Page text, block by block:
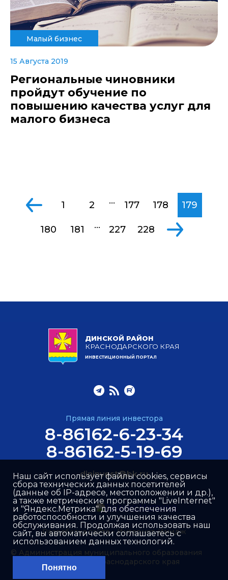
Малый бизнес
15 Августа 2019
Региональные чиновники
пройдут обучение по
повышению качества услуг для
малого бизнеса
1 2 ... 177 178 179
180 181 ... 227 228
ДИНСКОЙ РАЙОН
КРАСНОДАРСКОГО КРАЯ
ИНВЕСТИЦИОННЫЙ ПОРТАЛ
Прямая линия инвестора
8-86162-6-23-34
8-86162-5-19-69
dininvest@bk.ru
© Администрация муниципального образования
Динской район Краснодарского края
Разработка сайта –Интернет-Имидж
Наш сайт использует файлы cookies, сервисы
сбора технических данных посетителей
(данные об IP-адресе, местоположении и др.),
а также метрические программы "LiveInternet"
и "Яндекс.Метрика" для обеспечения
работоспособности и улучшения качества
обслуживания. Продолжая использовать наш
сайт, вы автоматически соглашаетесь с
использованием данных технологий.
Понятно